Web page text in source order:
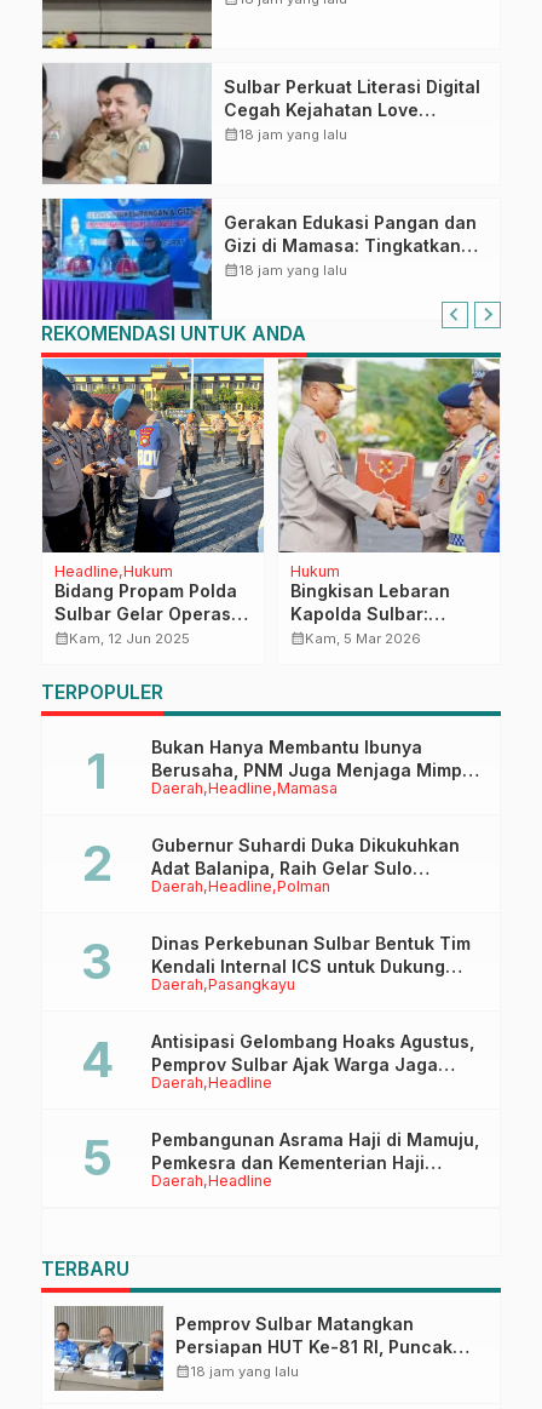
Sulbar Perkuat Literasi Digital
Cegah Kejahatan Love
Scamming
calendar_month18 jam yang lalu
Gerakan Edukasi Pangan dan
Gizi di Mamasa: Tingkatkan
Pengetahuan dan
calendar_month18 jam yang lalu
REKOMENDASI UNTUK ANDA
Headline Hukum
Bidang Propam Polda
Sulbar Gelar Operasi
Gaktiplin, Tegakkan
Profesionalisme
Personel
calendar_monthKam, 12 Jun 2025
Hukum
Bingkisan Lebaran
Kapolda Sulbar:
Apresiasi dan
calendar_monthKam, 5 Mar 2026
TERPOPULER
Daerah Headline Mamasa
Bukan Hanya Membantu Ibunya
Berusaha, PNM Juga Menjaga Mimpi
Anaknya Untuk Menggapai Cita-Cita
Daerah Headline Polman
Gubernur Suhardi Duka Dikukuhkan
Adat Balanipa, Raih Gelar Sulo
Tappidena
Daerah Pasangkayu
Dinas Perkebunan Sulbar Bentuk Tim
Kendali Internal ICS untuk Dukung
Sertifikasi ISPO Pekebun di
Daerah Headline
Antisipasi Gelombang Hoaks Agustus,
Pemprov Sulbar Ajak Warga Jaga
Ruang Digital
Daerah Headline
Pembangunan Asrama Haji di Mamuju,
Pemkesra dan Kementerian Haji
Sulbar Tinjau Lokasi
TERBARU
Pemprov Sulbar Matangkan
Persiapan HUT Ke-81 RI, Puncak
Upacara di Lapangan Ahmad
calendar_month18 jam yang lalu